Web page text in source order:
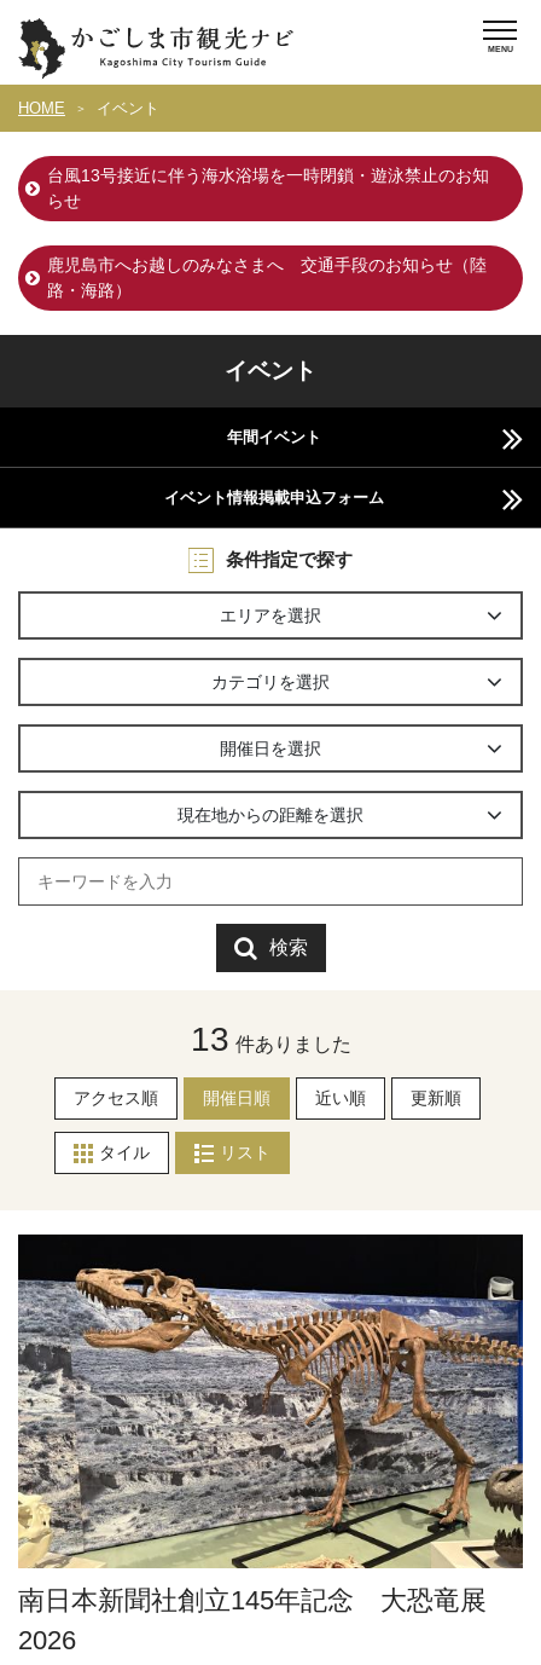
HOME イベント
台風13号接近に伴う海水浴場を一時閉鎖・遊泳禁止のお知
らせ
鹿児島市へお越しのみなさまへ 交通手段のお知らせ（陸
路・海路）
イベント
年間イベント
イベント情報掲載申込フォーム
条件指定で探す
エリアを選択
カテゴリを選択
開催日を選択
現在地からの距離を選択
検索
13 件ありました
アクセス順 開催日順 近い順 更新順
タイル リスト
南日本新聞社創立145年記念 大恐竜展
2026